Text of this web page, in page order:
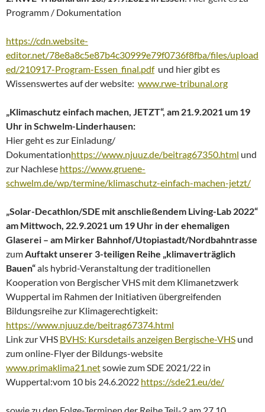
Programm / Dokumentation
https://cdn.website-
editor.net/78e8a8c5e87b4c30999e79f0736f8fba/files/upload
ed/210917-Program-Essen_final.pdfund hier gibt es
Wissenswertes auf der website: www.rwe-tribunal.org
„Klimaschutz einfach machen, JETZT“, am 21.9.2021 um 19
Uhr in Schwelm-Linderhausen:
Hier geht es zur Einladung/
Dokumentationhttps://www.njuuz.de/beitrag67350.html und
zur Nachlese https://www.gruene-
schwelm.de/wp/termine/klimaschutz-einfach-machen-jetzt/
„Solar-Decathlon/SDE mit anschließendem Living-Lab 2022“
am Mittwoch, 22.9.2021 um 19 Uhr in der ehemaligen
Glaserei – am Mirker Bahnhof/Utopiastadt/Nordbahntrasse
zumAuftakt unserer 3-teiligen Reihe „klimaverträglich
Bauen“als hybrid-Veranstaltung der traditionellen
Kooperation von Bergischer VHS mit dem Klimanetzwerk
Wuppertal im Rahmen der Initiativen übergreifenden
Bildungsreihe zur Klimagerechtigkeit:
https://www.njuuz.de/beitrag67374.html
Link zur VHS BVHS: Kursdetails anzeigen Bergische-VHS und
zum online-Flyer der Bildungs-website
www.primaklima21.netsowie zum SDE 2021/22 in
Wuppertal:vom 10 bis 24.6.2022 https://sde21.eu/de/